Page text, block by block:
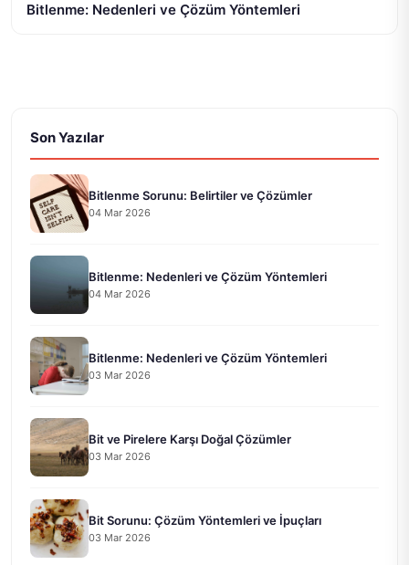
Bitlenme: Nedenleri ve Çözüm Yöntemleri
Son Yazılar
Bitlenme Sorunu: Belirtiler ve Çözümler
04 Mar 2026
Bitlenme: Nedenleri ve Çözüm Yöntemleri
04 Mar 2026
Bitlenme: Nedenleri ve Çözüm Yöntemleri
03 Mar 2026
Bit ve Pirelere Karşı Doğal Çözümler
03 Mar 2026
Bit Sorunu: Çözüm Yöntemleri ve İpuçları
03 Mar 2026